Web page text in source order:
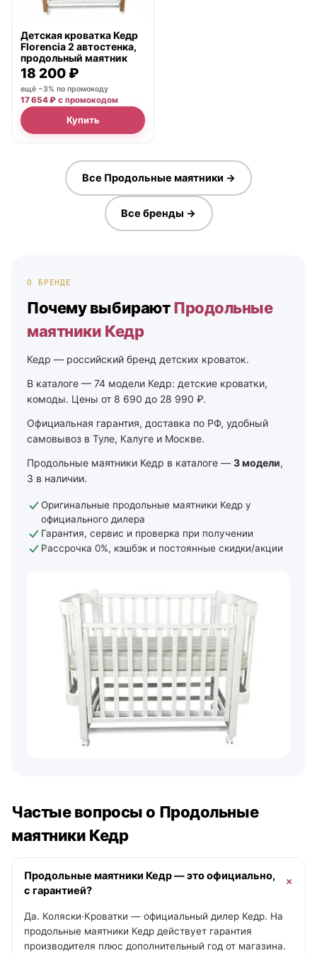
Детская кроватка Кедр
Florencia 2 автостенка,
продольный маятник
18 200 ₽
ещё −3% по промокоду
17 654 ₽ с промокодом
Купить
Все Продольные маятники →
Все бренды →
О БРЕНДЕ
Почему выбираютПродольные
маятники Кедр
Кедр — российский бренд детских кроваток.
В каталоге — 74 модели Кедр: детские кроватки,
комоды. Цены от 8 690 до 28 990 ₽.
Официальная гарантия, доставка по РФ, удобный
самовывоз в Туле, Калуге и Москве.
Продольные маятники Кедр в каталоге — 3 модели,
3 в наличии.
Оригинальные продольные маятники Кедр у
официального дилера
Гарантия, сервис и проверка при получении
Рассрочка 0%, кэшбэк и постоянные скидки/акции
Частые вопросы о Продольные
маятники Кедр
Продольные маятники Кедр — это официально,
с гарантией?
Да. Коляски·Кроватки — официальный дилер Кедр. На
продольные маятники Кедр действует гарантия
производителя плюс дополнительный год от магазина.